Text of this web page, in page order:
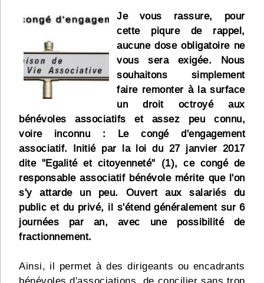
Infos
Divers
Abo Lettrasso
Désabo Lettrasso
Nous contacter
Je vous rassure, pour
cette piqure de rappel,
aucune dose obligatoire ne
vous sera exigée. Nous
souhaitons simplement
faire remonter à la surface
un droit octroyé aux
bénévoles associatifs et assez peu connu,
voire inconnu : Le congé d'engagement
associatif. Initié par la loi du 27 janvier 2017
dite "Egalité et citoyenneté" (1), ce congé de
responsable associatif bénévole mérite que l'on
s'y attarde un peu. Ouvert aux salariés du
public et du privé, il s'étend généralement sur 6
journées par an, avec une possibilité de
fractionnement.
Ainsi, il permet à des dirigeants ou encadrants